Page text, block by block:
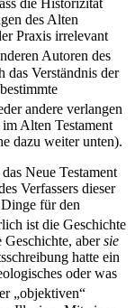
die Historizität
des Alten
Praxis irrelevant
Autoren des
das Verständnis der
andere verlangen
Alten Testament
dazu weiter unten).
Neue Testament
Verfassers dieser
für den
ist die Geschichte
Geschichte, abersie
hatte ein
oder was
„objektiven“